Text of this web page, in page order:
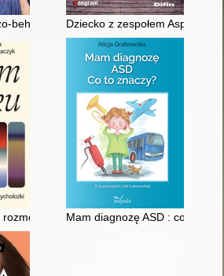
behawioralna dla dzieci i młodzieży z
Dziecko z zespołem Aspergera
mamy i psycholożki o diagnozie,
Mam diagnozę ASD : co to